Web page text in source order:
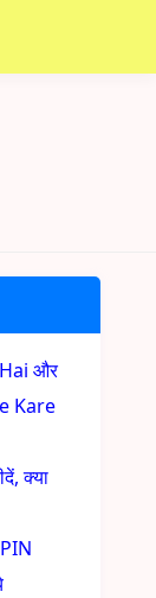
और
Kare
क्या